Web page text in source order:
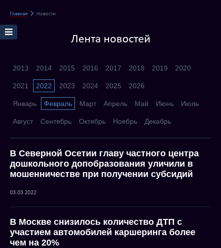
Главная Новости
Лента новостей
2013 2014 2015 2016 2017 2018 2019 2020
2021 2022 2023 2024 2025 2026
Январь Февраль Март Апрель Май Июнь Июль
Август Сентябрь Октябрь Ноябрь Декабрь
В Северной Осетии главу частного центра
дошкольного допобразования уличили в
мошенничестве при получении субсидий
03.03.2022
В Москве снизилось количество ДТП с
участием автомобилей каршеринга более
чем на 20%